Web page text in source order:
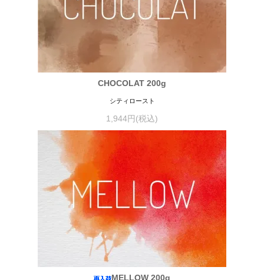
CHOCOLAT 200g
シティロースト
1,944円(税込)
MELLOW 200g